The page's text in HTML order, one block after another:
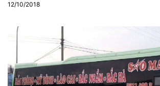
12/10/2018